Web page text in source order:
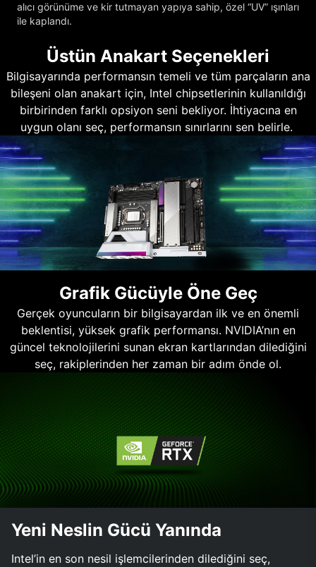
alıcı görünüme ve kir tutmayan yapıya sahip, özel “UV” ışınları
ile kaplandı.
Üstün Anakart Seçenekleri
Bilgisayarında performansın temeli ve tüm parçaların ana
bileşeni olan anakart için, Intel chipsetlerinin kullanıldığı
birbirinden farklı opsiyon seni bekliyor. İhtiyacına en
uygun olanı seç, performansın sınırlarını sen belirle.
Grafik Gücüyle Öne Geç
Gerçek oyuncuların bir bilgisayardan ilk ve en önemli
beklentisi, yüksek grafik performansı. NVIDIA’nın en
güncel teknolojilerini sunan ekran kartlarından dilediğini
seç, rakiplerinden her zaman bir adım önde ol.
Yeni Neslin Gücü Yanında
Intel’in en son nesil işlemcilerinden dilediğini seç,